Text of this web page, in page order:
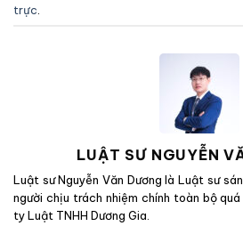
trực
LUẬT SƯ NGUYỄN
Luật sư Nguyễn Văn Dương là Luật sư
người chịu trách nhiệm chính toàn bộ
ty Luật TNHH Dương Gia.